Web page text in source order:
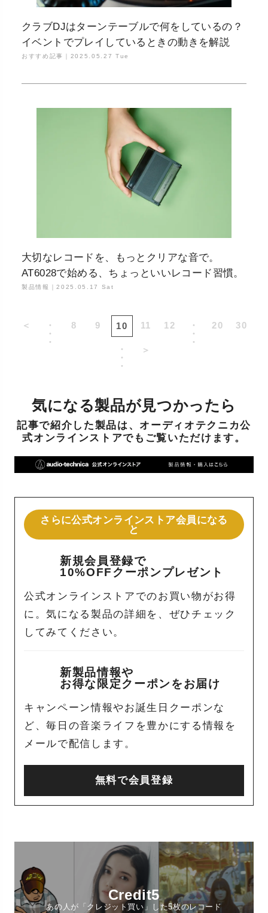
クラブDJはターンテーブルで何をしているの？
イベントでプレイしているときの動きを解説
おすすめ記事｜ 2025.05.27 Tue
大切なレコードを、もっとクリアな音で。
AT6028で始める、ちょっといいレコード習慣。
製品情報｜2025.05.17 Sat
＜
・
・
・
8 9 10 11 12
・
・
・
20 30
・
・
・
＞
気になる製品が見つかったら
記事で紹介した製品は、オーディオテクニカ公
式オンラインストアでもご覧いただけます。
さらに公式オンラインストア会員になる
と
新規会員登録で
10%OFFクーポンプレゼント
公式オンラインストアでのお買い物がお得
に。気になる製品の詳細を、ぜひチェック
してみてください。
新製品情報や
お得な限定クーポンをお届け
キャンペーン情報やお誕生日クーポンな
ど、毎日の音楽ライフを豊かにする情報を
メールで配信します。
無料で会員登録
Credit5
あの人が「クレジット買い」した5枚のレコード